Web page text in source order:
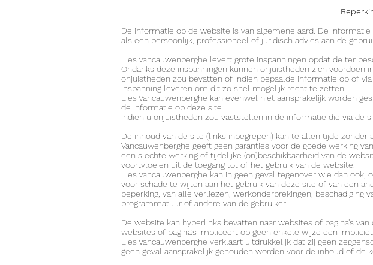
De informatie op de website is van algemene aard. De
als een persoonlijk, professioneel of juridisch advies aan de
Lies Vancauwenberghe levert grote inspanningen opdat de ter
Ondanks deze inspanningen kunnen onjuistheden zich
onjuistheden zou bevatten of indien bepaalde informatie op of
inspanning leveren om dit zo snel mogelijk recht te zetten.
Lies Vancauwenberghe kan evenwel niet aansprakelijk worden
de informatie op deze site.
Indien u onjuistheden zou vaststellen in de informatie die via de
De inhoud van de site (links inbegrepen) kan te allen tijde zonder
Vancauwenberghe geeft geen garanties voor de goede werking
een slechte werking of tijdelijke (on)beschikbaarheid van de
voortvloeien uit de toegang tot of het gebruik van de website.
Lies Vancauwenberghe kan in geen geval tegenover wie dan
voor schade te wijten aan het gebruik van deze site of van een
beperking, van alle verliezen, werkonderbrekingen,
programmatuur of andere van de gebruiker.
De website kan hyperlinks bevatten naar websites of pagina's
websites of pagina’s impliceert op geen enkele wijze een
Lies Vancauwenberghe verklaart uitdrukkelijk dat zij geen
geen geval aansprakelijk gehouden worden voor de inhoud of